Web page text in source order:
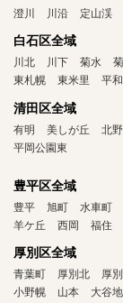
澄川 川沿 定山渓
白石区全域
川北 川下 菊水
東札幌
東米里 平
清田区全域
有明 美しが丘 北野
平岡公園東
豊平区全域
豊平 旭町 水車町
羊ケ丘
西岡 福住
厚別区全域
青葉町 厚別北 厚
小野幌
山本 大谷